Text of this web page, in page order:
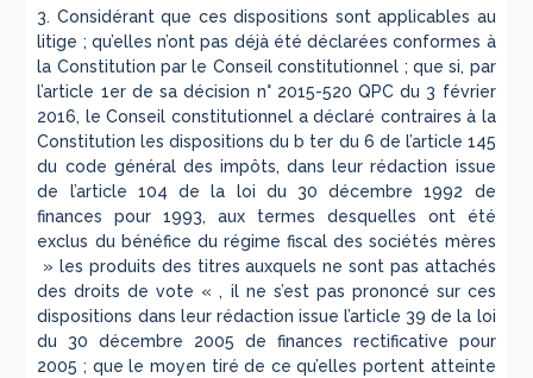
3. Considérant que ces dispositions sont applicables au
litige ; qu’elles n’ont pas déjà été déclarées conformes à
la Constitution par le Conseil constitutionnel ; que si, par
l’article 1er de sa décision n° 2015-520 QPC du 3 février
2016, le Conseil constitutionnel a déclaré contraires à la
Constitution les dispositions du b ter du 6 de l’article 145
du code général des impôts, dans leur rédaction issue
de l’article 104 de la loi du 30 décembre 1992 de
finances pour 1993, aux termes desquelles ont été
exclus du bénéfice du régime fiscal des sociétés mères
» les produits des titres auxquels ne sont pas attachés
des droits de vote « , il ne s’est pas prononcé sur ces
dispositions dans leur rédaction issue l’article 39 de la loi
du 30 décembre 2005 de finances rectificative pour
2005 ; que le moyen tiré de ce qu’elles portent atteinte